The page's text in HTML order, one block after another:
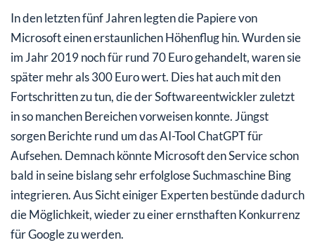
In den letzten fünf Jahren legten die Papiere von
Microsoft einen erstaunlichen Höhenflug hin. Wurden sie
im Jahr 2019 noch für rund 70 Euro gehandelt, waren sie
später mehr als 300 Euro wert. Dies hat auch mit den
Fortschritten zu tun, die der Softwareentwickler zuletzt
in so manchen Bereichen vorweisen konnte. Jüngst
sorgen Berichte rund um das AI-Tool ChatGPT für
Aufsehen. Demnach könnte Microsoft den Service schon
bald in seine bislang sehr erfolglose Suchmaschine Bing
integrieren. Aus Sicht einiger Experten bestünde dadurch
die Möglichkeit, wieder zu einer ernsthaften Konkurrenz
für Google zu werden.